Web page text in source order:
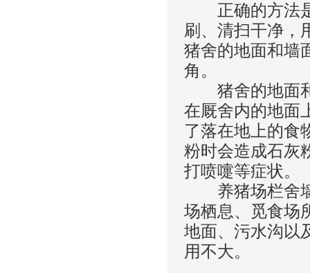
正确的方法是
刷、清扫干净，
猪舍的地面和墙
角。
猪舍的地面和
在厩舍内的地面
了落在地上的食
粉时会造成石灰
打喷嚏等症状。
养猪场栏舍墙
场栖息、觅食场
地面、污水沟以
用不大。